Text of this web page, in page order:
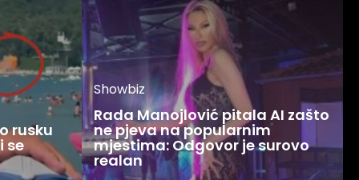
rusku
se
Showbiz
Rada Manojlović pitala AI zašto
ne pjeva na popularnim
mjestima: Odgovor je surovo
realan